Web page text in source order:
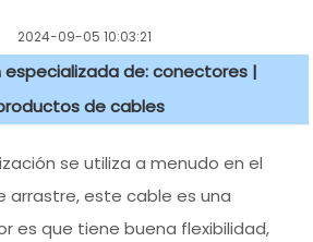
2024-09-05 10:03:21
de: conectores |
de cables
se utiliza a menudo en el
arrastre, este cable es una
es que tiene buena flexibilidad,